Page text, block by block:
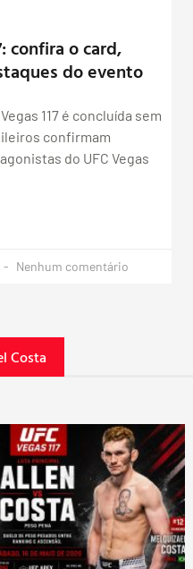
confira o card,
do evento
117 é concluída sem
confirmam
do UFC Vegas
Nenhum comentário
Costa